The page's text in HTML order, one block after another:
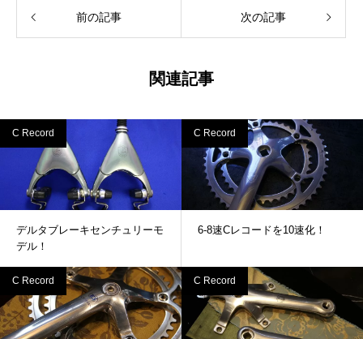
前の記事 次の記事
関連記事
C Record
デルタブレーキセンチュリーモ
デル！
C Record
6-8速Cレコードを10速化！
C Record C Record